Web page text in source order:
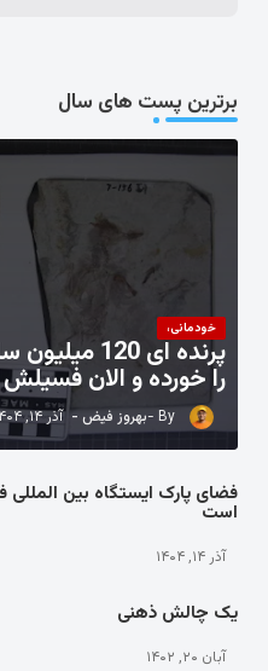
برترین پست های سال
خودمانی،
را خورده و الان
بهروز فیض آذر ۱۴, ۱۴۰۴
فضای پارک ایستگاه بین
است
آذر ۱۴, ۱۴۰۴
یک چالش ذهنی
آبان ۲۰, ۱۴۰۲